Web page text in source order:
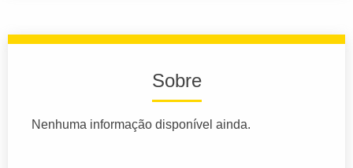
Sobre
Nenhuma informação disponível ainda.